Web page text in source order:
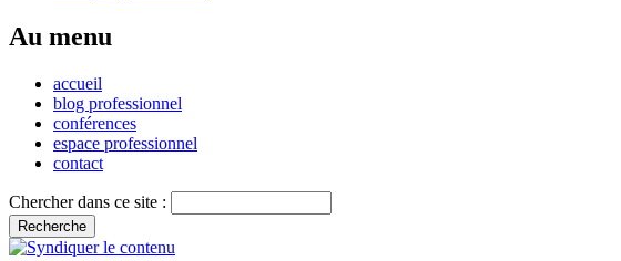
Au menu
accueil
blog professionnel
conférences
espace professionnel
contact
Chercher dans ce site :